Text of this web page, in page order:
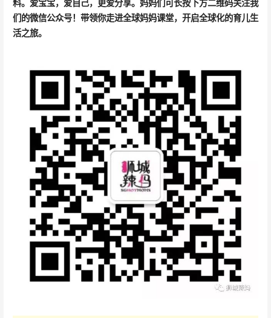
料。 爱宝宝，爱自己，更爱分享。妈妈们可长按下方二维码关注我
们的微信公众号！带领你走进全球妈妈课堂，开启全球化的育儿生
活之旅。